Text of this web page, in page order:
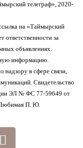
телеграф», 2020-
на «Таймырский
ответственности за
объявлениях.
информацию.
надзору в сфере связи,
Свидетельство
ЭЛ № ФС 77-59649 от
Любимая П. Ю.